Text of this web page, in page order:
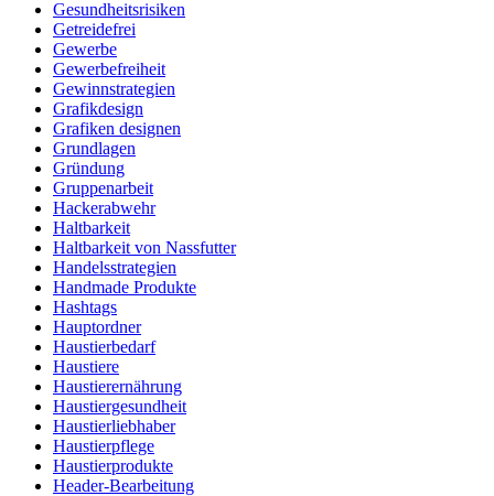
Gesundheitsrisiken
Getreidefrei
Gewerbe
Gewerbefreiheit
Gewinnstrategien
Grafikdesign
Grafiken designen
Grundlagen
Gründung
Gruppenarbeit
Hackerabwehr
Haltbarkeit
Haltbarkeit von Nassfutter
Handelsstrategien
Handmade Produkte
Hashtags
Hauptordner
Haustierbedarf
Haustiere
Haustierernährung
Haustiergesundheit
Haustierliebhaber
Haustierpflege
Haustierprodukte
Header-Bearbeitung